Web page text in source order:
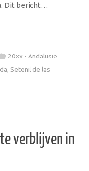
Dit bericht…
20xx - Andalusië
, Setenil de las
verblijven in